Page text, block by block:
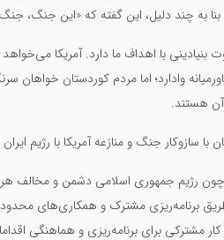
بنا به چند دلیل، این گفته که «این
با اهداف ما دارد. آمریکا می‌خواهد
وادارد؛ اما مردم کوردستان خواهان
هستند.
با سازوکار جنگ و منازعه آمریکا با رژیم
چون رژیم جمهوری اسلامی دشمن و مخالف
طریق برنامه‌ریزی مشترک و همکاری‌های
مشترکی برای برنامه‌ریزی و هماهنگی